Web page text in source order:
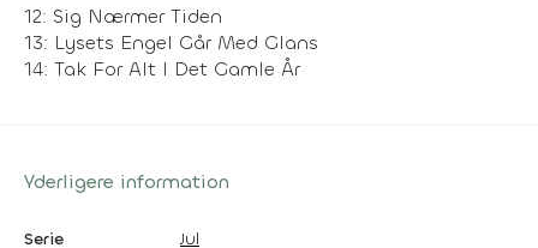
12: Sig Nærmer Tiden
13: Lysets Engel Går Med Glans
14: Tak For Alt I Det Gamle År
Yderligere information
Serie
Jul